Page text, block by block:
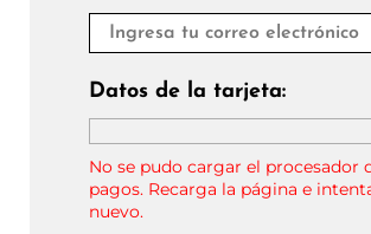
Datos de la tarjeta:
No se pudo cargar el procesador
pagos. Recarga la página e
nuevo.